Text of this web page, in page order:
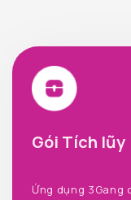
Gói Tích lũy
Ứng dụng